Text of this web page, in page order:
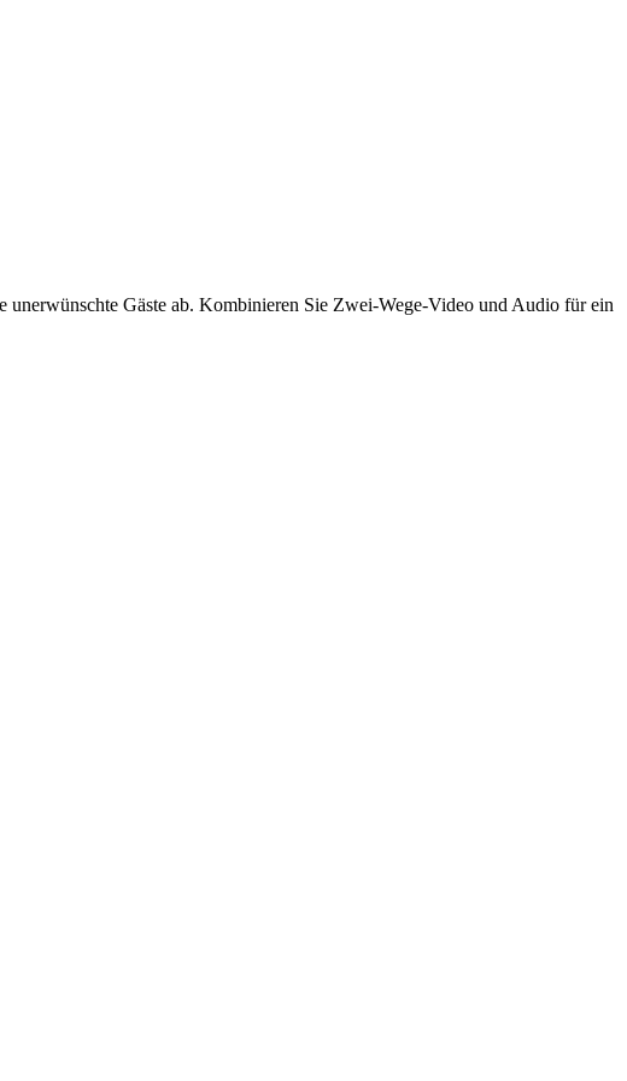
Gäste ab. Kombinieren Sie Zwei-Wege-Video und Audio für ein